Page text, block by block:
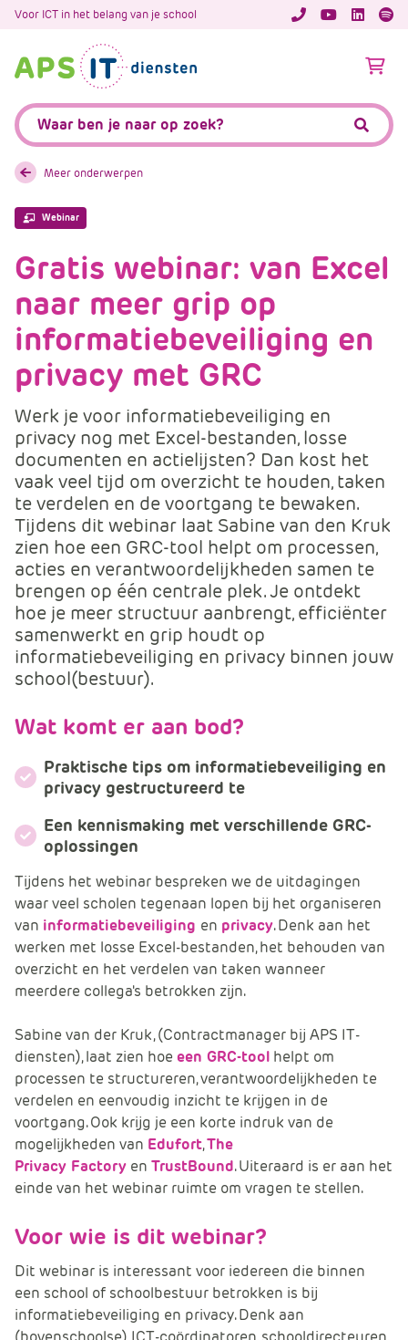
Voor ICT in het belang van je school
Zoeken:
A
s
.
F
r
e
C
r
c
.
C
a
t
C
e
Meer onderwerpen
Webinar
Gratis webinar: van Excel
naar meer grip op
informatiebeveiliging en
privacy met GRC
Werk je voor informatiebeveiliging en
privacy nog met Excel-bestanden, losse
documenten en actielijsten? Dan kost het
vaak veel tijd om overzicht te houden, taken
te verdelen en de voortgang te bewaken.
Tijdens dit webinar laat Sabine van den Kruk
zien hoe een GRC-tool helpt om processen,
acties en verantwoordelijkheden samen te
brengen op één centrale plek. Je ontdekt
hoe je meer structuur aanbrengt, efficiënter
samenwerkt en grip houdt op
informatiebeveiliging en privacy binnen jouw
school(bestuur).
Wat komt er aan bod?
Praktische tips om informatiebeveiliging en
privacy gestructureerd te
Een kennismaking met verschillende GRC-
oplossingen
Tijdens het webinar bespreken we de uitdagingen
waar veel scholen tegenaan lopen bij het organiseren
van informatiebeveiliging en privacy. Denk aan het
werken met losse Excel-bestanden, het behouden van
overzicht en het verdelen van taken wanneer
meerdere collega's betrokken zijn.
Sabine van der Kruk, (Contractmanager bij APS IT-
diensten), laat zien hoe een GRC-tool helpt om
processen te structureren, verantwoordelijkheden te
verdelen en eenvoudig inzicht te krijgen in de
voortgang. Ook krijg je een korte indruk van de
mogelijkheden van Edufort,The
Privacy Factory en TrustBound. Uiteraard is er aan het
einde van het webinar ruimte om vragen te stellen.
Voor wie is dit webinar?
Dit webinar is interessant voor iedereen die binnen
een school of schoolbestuur betrokken is bij
informatiebeveiliging en privacy. Denk aan